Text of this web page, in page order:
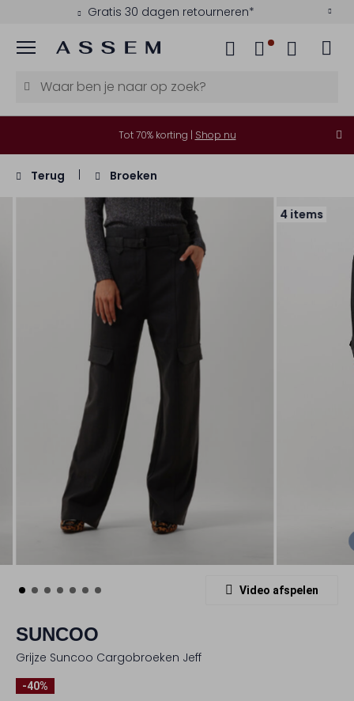
Gratis 30 dagen retourneren*
Menu
Tot 70% korting | Shop nu
Terug Broeken
4 items
Video afspelen
SUNCOO
Grijze Suncoo Cargobroeken Jeff
-40%